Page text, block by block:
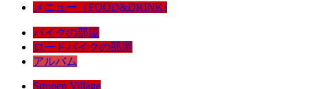
メニュー（FOOD&DRINK)
バイクの部屋
ロードバイクの部屋
アルバム
Stropen Village